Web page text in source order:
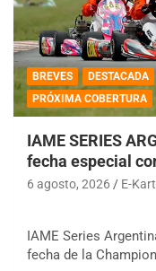
BREVES DESTACADA
PRÓXIMA COBERTURA
IAME SERIES
fecha especial
6 agosto, 2026 E-Kart
IAME Series
fecha de la